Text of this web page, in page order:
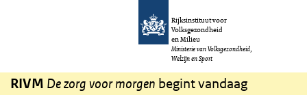
Overslaan en naar de inhoud gaan
Rijksinstituut voor
Volksgezondheid
en Milieu
Ministerie van Volksgezondheid,
Welzijn en Sport
RIVM De zorg voor morgen begint vandaag